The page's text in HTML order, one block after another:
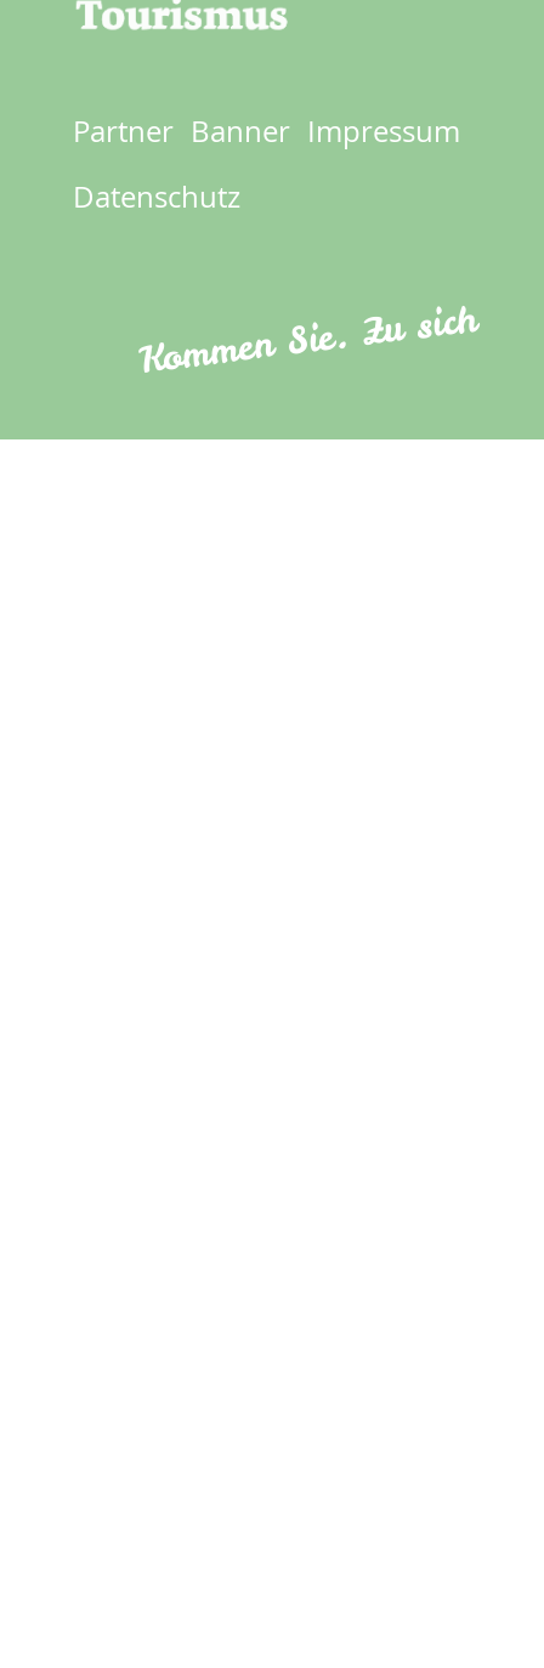
Footer
menu
Partner Banner Impressum
Datenschutz
Kommen Sie. Zu sich